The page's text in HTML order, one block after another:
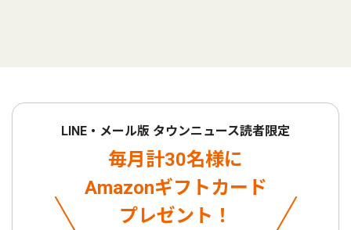
LINE・メール版 タウンニュース読者限定
毎月計30名様に
Amazonギフトカード
プレゼント！